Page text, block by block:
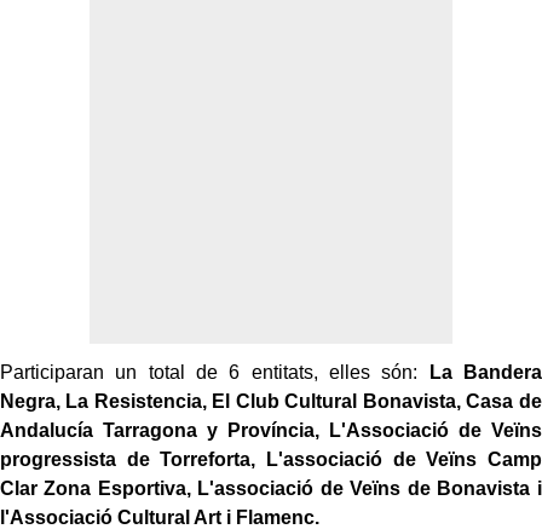
Participaran un total de 6 entitats, elles són:
La Bandera
Negra, La Resistencia, El Club Cultural Bonavista, Casa de
Andalucía Tarragona y Província, L'Associació de Veïns
progressista de Torreforta, L'associació de Veïns Camp
Clar Zona Esportiva, L'associació de Veïns de Bonavista i
l'Associació Cultural Art i Flamenc.